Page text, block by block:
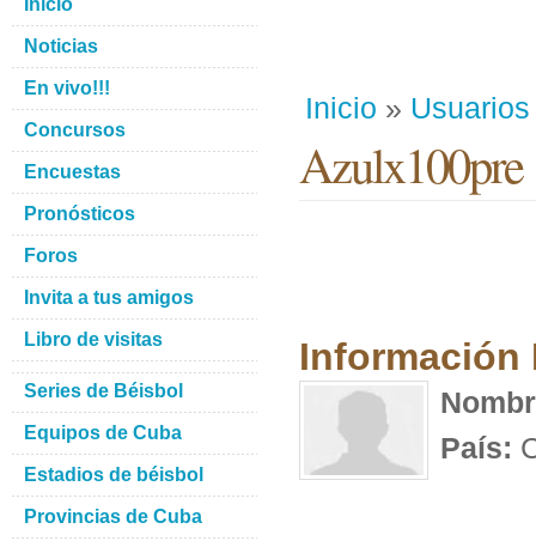
Inicio » Usuarios
Azulx100pre
Información
País:
Inicio
Noticias
En vivo!!!
Concursos
Encuestas
Pronósticos
Foros
Invita a tus amigos
Libro de visitas
Series de Béisbol
Equipos de Cuba
Estadios de béisbol
Provincias de Cuba